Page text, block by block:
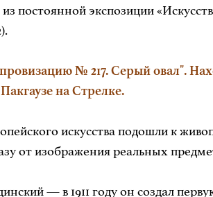
экспозиции
№ 217. Серый овал".
на Стрелке.
искусства подошли к
от изображения реальных
— в 1911 году он создал